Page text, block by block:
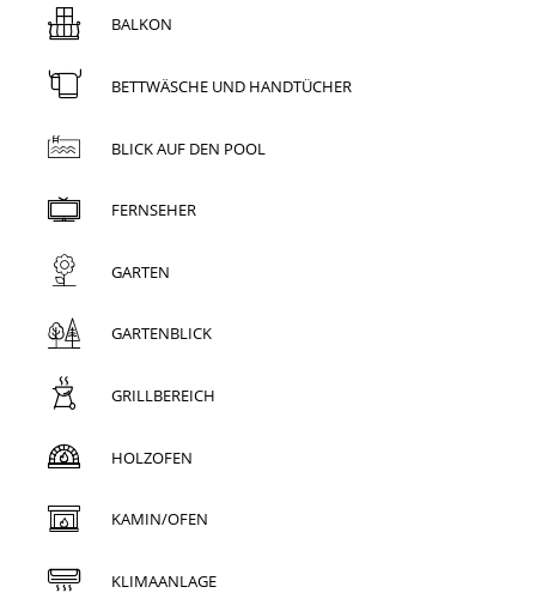
BALKON
BETTWÄSCHE UND HANDTÜCHER
BLICK AUF DEN POOL
FERNSEHER
GARTEN
GARTENBLICK
GRILLBEREICH
HOLZOFEN
KAMIN/OFEN
KLIMAANLAGE